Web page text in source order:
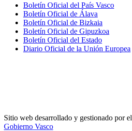
Boletín Oficial del País Vasco
Boletín Oficial de Álava
Boletín Oficial de Bizkaia
Boletín Oficial de Gipuzkoa
Boletín Oficial del Estado
Diario Oficial de la Unión Europea
Sitio web desarrollado y gestionado por el
Gobierno Vasco